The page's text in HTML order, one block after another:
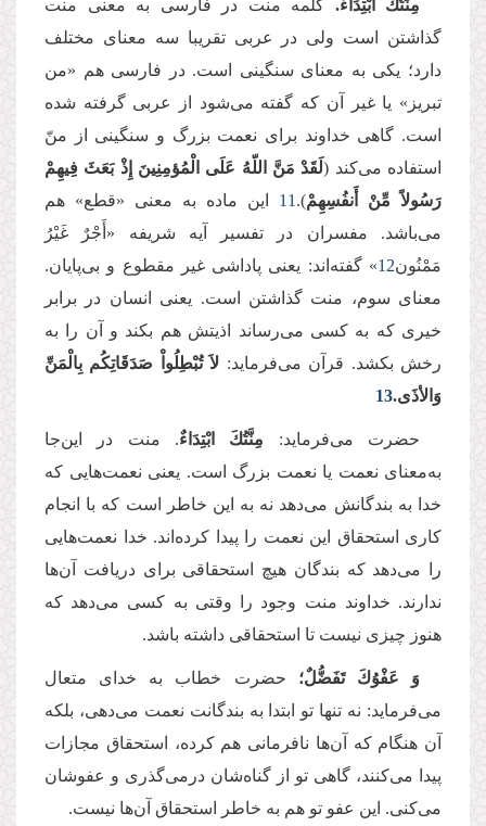
مِنَّتُكَ ابْتِدَاءٌ. کلمه منت در فارسی به معنی منت‌
گذاشتن است ولی در عربی تقریبا سه معنای مختلف
دارد؛ یکی به معنای سنگینی است. در فارسی هم «من
تبریز» یا غیر آن که گفته می‌شود از عربی گرفته شده
است. گاهی خداوند برای نعمت بزرگ و سنگینی از منّ
استفاده می‌کند (لَقَدْ مَنَّ اللّهُ عَلَى الْمُؤمِنِینَ إِذْ بَعَثَ فِیهِمْ
رَسُولاً مِّنْ أَنفُسِهِمْ).
11 این ماده به معنی «قطع» هم
می‌باشد. مفسران در تفسیر آیه شریفه «أَجْرٌ غَیْرُ
مَمْنُون12» گفته‌اند: یعنی پاداشی غیر مقطوع و بی‌پایان.
معنای سوم، منت گذاشتن است. یعنی انسان در برابر
خیری که به کسی می‌رساند اذیتش هم بکند و آن را به
رخش بکشد. قرآن می‌فرماید: لاَ تُبْطِلُواْ صَدَقَاتِكُم بِالْمَنِّ
وَالأذَى.13
حضرت می‌فرماید: مِنَّتُكَ ابْتِدَاءٌ. منت در این‌جا
به‌معنای نعمت یا نعمت بزرگ است. یعنی نعمت‌هایی که
خدا به بندگانش می‌دهد نه به این خاطر است که با انجام
کاری استحقاق این نعمت را پیدا کرده‌اند. خدا نعمت‌هایی
را می‌دهد که بندگان هیچ استحقاقی برای دریافت آن‌ها
ندارند. خداوند منت وجود را وقتی به کسی می‌دهد که
هنوز چیزی نیست تا استحقاقی داشته باشد.
وَ عَفْوُكَ تَفَضُّلٌ؛ حضرت خطاب به خدای متعال
می‌فرماید: نه تنها تو ابتدا به بندگانت نعمت می‌دهی، بلکه
آن هنگام که آن‌ها نافرمانی هم کرده، استحقاق مجازات
پیدا می‌کنند، گاهی تو از گناه‌شان درمی‌گذری و عفو‌شان
می‌کنی. این عفو تو هم به خاطر استحقاق آن‌ها نیست.